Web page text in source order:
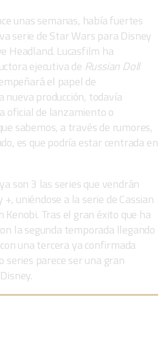
unas semanas, había fuertes
serie de Star Wars para Disney
Headland. Lucasfilm ha
ejecutiva de Russian Doll
el papel de
nueva producción, todavía
oficial de lanzamiento o
sabemos, a través de rumores,
es que podría estar centrada en
son 3 las series que vendrán
uniéndose a la serie de Cassian
Kenobi. Tras el gran éxito que ha
la segunda temporada llegando
una tercera ya confirmada
parece ser una gran